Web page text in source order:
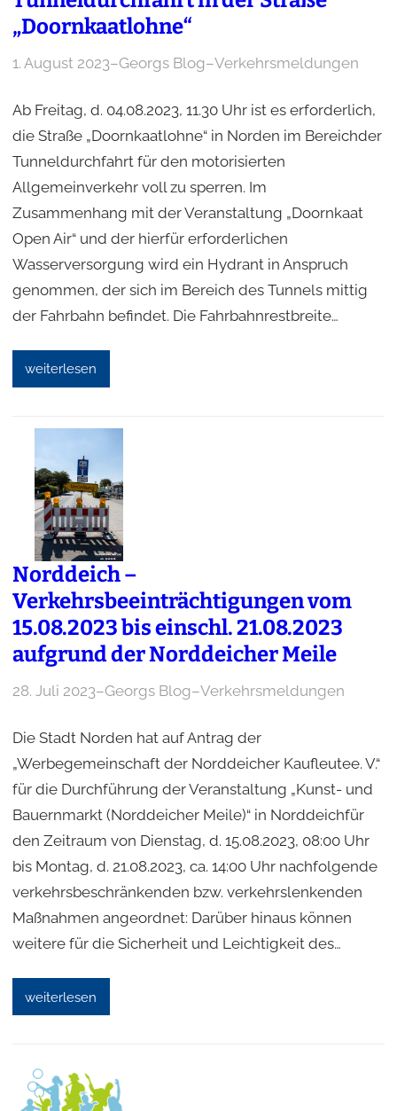
„Doornkaatlohne“
1. August 2023–Georgs Blog–Verkehrsmeldungen
Ab Freitag, d. 04.08.2023, 11.30 Uhr ist es erforderlich,
die Straße „Doornkaatlohne“ in Norden im Bereichder
Tunneldurchfahrt für den motorisierten
Allgemeinverkehr voll zu sperren. Im
Zusammenhang mit der Veranstaltung „Doornkaat
Open Air“ und der hierfür erforderlichen
Wasserversorgung wird ein Hydrant in Anspruch
genommen, der sich im Bereich des Tunnels mittig
der Fahrbahn befindet. Die Fahrbahnrestbreite…
weiterlesen
Norddeich –
Verkehrsbeeinträchtigungen vom
15.08.2023 bis einschl. 21.08.2023
aufgrund der Norddeicher Meile
28. Juli 2023–Georgs Blog–Verkehrsmeldungen
Die Stadt Norden hat auf Antrag der
„Werbegemeinschaft der Norddeicher Kaufleutee. V.“
für die Durchführung der Veranstaltung „Kunst- und
Bauernmarkt (Norddeicher Meile)“ in Norddeichfür
den Zeitraum von Dienstag, d. 15.08.2023, 08:00 Uhr
bis Montag, d. 21.08.2023, ca. 14:00 Uhr nachfolgende
verkehrsbeschränkenden bzw. verkehrslenkenden
Maßnahmen angeordnet: Darüber hinaus können
weitere für die Sicherheit und Leichtigkeit des…
weiterlesen